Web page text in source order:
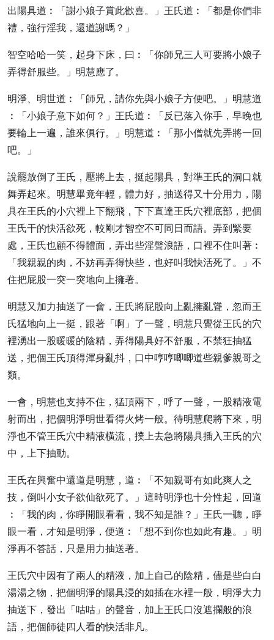
出陽具道︰「謝小娘子賞此歡喜。」王氏道︰「都是你們非
禮，強行淫我，還道謝嗎？」
智空哈哈一笑，起身下床，曰︰「你師兄三人可要將小娘子
弄得舒服些。」明慧應了。
明淨、明世道︰「師兄，請你先與小娘子方便吧。」明慧道
︰「小娘子意下如何？」王氏道︰「反已落入你手，早晚也
要輪上一遍，誰來俱行。」明慧道︰「那小僧就先弄將一回
吧。」
說罷放倒了王氏，壓將上去，挺起陽具，對準王氏的洞口就
舞弄起來。明慧畢竟年輕，體力好，抽送得又十分用力，陽
具在王氏的小穴裡上下翻飛，下下直達王氏穴裡底部，把個
王氏干的快活欲死，較剛才智空不可同日而語。弄到緊要
處，王氏也顧不得體面，弄出些淫聲浪語，口裡不住叫著︰
「我親親的肉，不妨再弄得快些，也好叫我快活死了。」不
住把屁股一突一突地向上擁著。
明慧又加力抽送了一會，王氏將屁股向上亂擁亂聳，忽而王
氏猛地向上一挺，跟著「啊」了一聲，明慧只覺從王氏的穴
裡湧出一股暖暖的陰精，弄得陽具好不舒服，不禁狂抽猛
送，把個王氏頂得渾身亂抖，口中哼哼唧唧道些親爹親哥之
類。
一會，明慧也支持不住，猛頂兩下，呼了一聲，一股精液電
射而出，把個明淨明世看得火烤一般。待明慧爬將下來，明
淨也不管王氏穴中精液橫流，撲上去急將陽具插入王氏的穴
中，上下抽動。
王氏在興奮中還道是明慧，道︰「不知親哥有如此爽人之
技，倒叫小女子欲仙欲死了。」這時明淨也十分性起，回道
︰「我的肉，你睜開眼看看，我不知是誰？」王氏一聽，睜
眼一看，才知是明淨，便道︰「想不到你也如此有趣。」明
淨再不答話，只是用力抽送著。
王氏穴中因有了兩人的精液，加上自己的陰精，儘是些白白
湯湯之物，把個明淨的陽具浸的如插在水裡一般，明淨大力
抽送下，發出「咕咕」的聲音，加上王氏口沒遮攔般的浪
語，把個師徒四人看的快活非凡。